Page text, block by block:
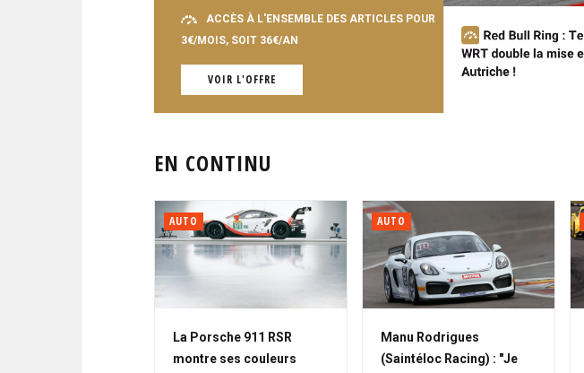
ACCÈS À L'ENSEMBLE DES ARTICLES POUR
3€/MOIS, SOIT 36€/AN
VOIR L'OFFRE
EN CONTINU
AUTO
La Porsche 911 RSR
montre ses couleurs
AUTO
Manu Rodrigues
(Saintéloc Racing) : "Je